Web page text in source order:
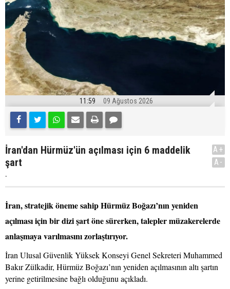
11:59 09 Ağustos 2026
İran'dan Hürmüz'ün açılması için 6 maddelik
şart
.
A+
A-
İran, stratejik öneme sahip Hürmüz Boğazı’nın yeniden
açılması için bir dizi şart öne sürerken, talepler müzakerelerde
anlaşmaya varılmasını zorlaştırıyor.
İran Ulusal Güvenlik Yüksek Konseyi Genel Sekreteri Muhammed
Bakır Zülkadir, Hürmüz Boğazı’nın yeniden açılmasının altı şartın
yerine getirilmesine bağlı olduğunu açıkladı.